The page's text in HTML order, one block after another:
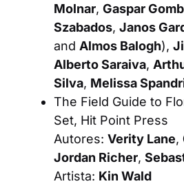
Molnar, Gaspar
Szabados, Janos
and Almos Balogh),
Alberto Saraiva,
Silva, Melissa
The Field Guide to
Set, Hit Point Press
Autores: Verity Lane,
Jordan Richer,
Artista: Kin Wald